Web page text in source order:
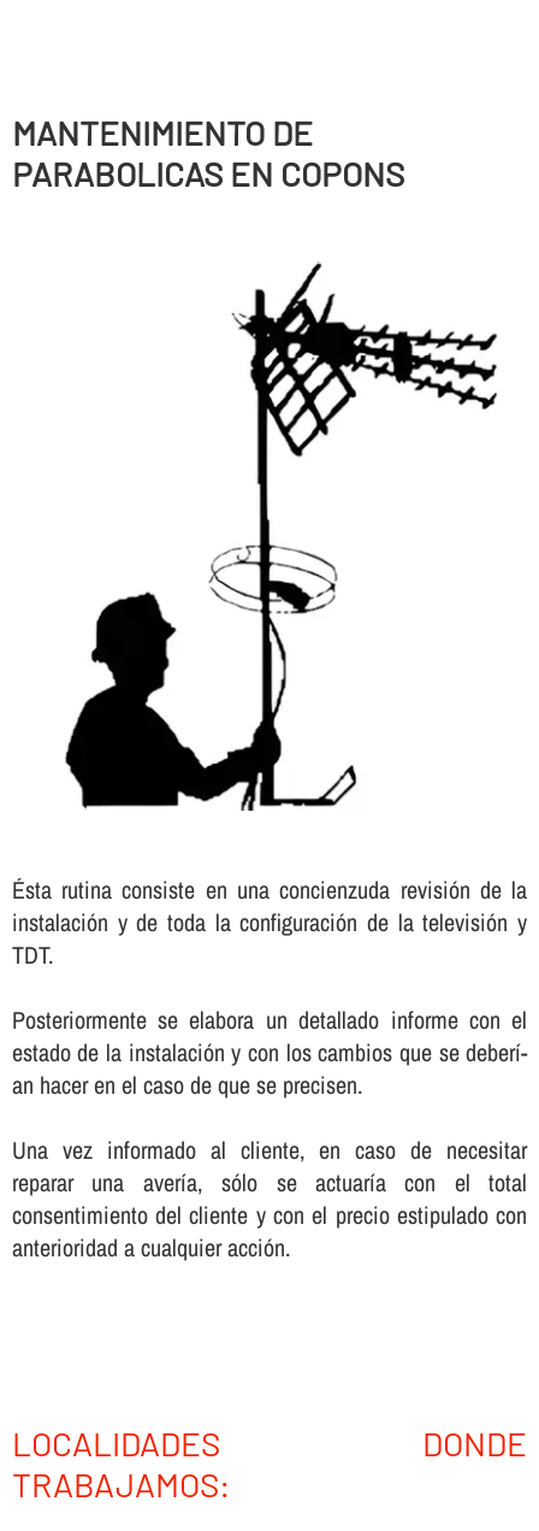
MANTENIMIENTO DE
PARABOLICAS EN COPONS
Ésta rutina consiste en una concienzuda revisión de la
instalación y de toda la configuración de la televisión y
TDT.
Posteriormente se elabora un detallado informe con el
estado de la instalación y con los cambios que se deberí­
an hacer en el caso de que se precisen.
Una vez informado al cliente, en caso de necesitar
reparar una averí­a, sólo se actuarí­a con el total
consentimiento del cliente y con el precio estipulado con
anterioridad a cualquier acción.
LOCALIDADES DONDE
TRABAJAMOS: